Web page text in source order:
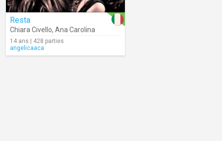
Resta
Chiara Civello, Ana Carolina
14 ans | 428 parties
angelicaaca